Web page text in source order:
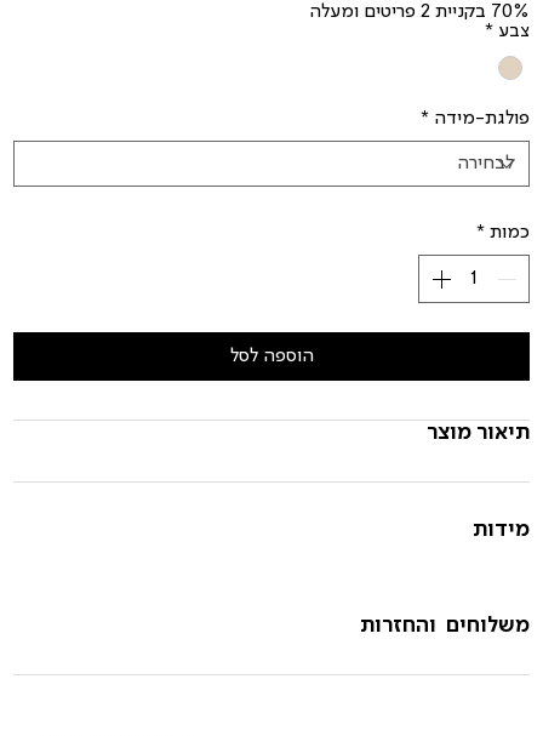
70% בקניית 2 פריטים ומעלה
צבע *
פולגת-מידה *
כמות *
הוספה לסל
תיאור מוצר
מידות
משלוחים והחזרות